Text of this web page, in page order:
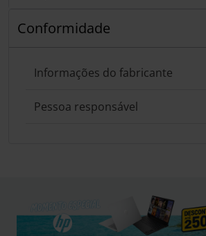
Conformidade
Informações do fabricante
Pessoa responsável